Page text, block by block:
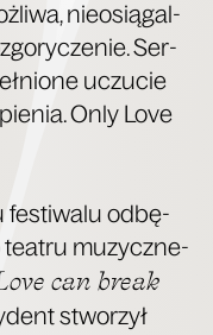
nie­osią­gal­
Ser­
uczu­cie
Only Love
festi­wa­lu odbę­
teatru muzycz­ne­
can bre­ak
stwo­rzył